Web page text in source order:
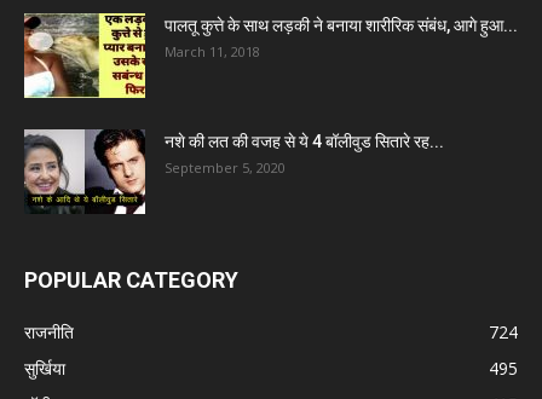
पालतू कुत्ते के साथ लड़की ने बनाया शारीरिक संबंध, आगे हुआ...
March 11, 2018
नशे की लत की वजह से ये 4 बॉलीवुड सितारे रह...
September 5, 2020
POPULAR CATEGORY
राजनीति
724
सुर्खिया
495